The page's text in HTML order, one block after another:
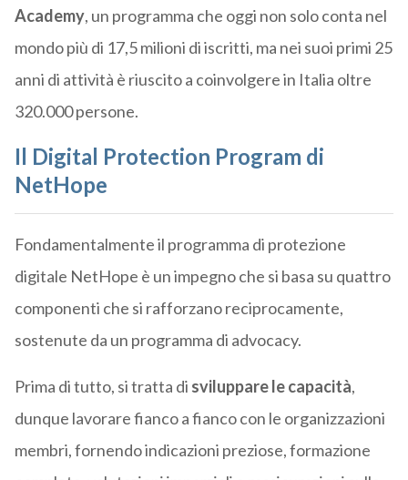
Academy, un programma che oggi non solo conta nel
mondo più di 17,5 milioni di iscritti, ma nei suoi primi 25
anni di attività è riuscito a coinvolgere in Italia oltre
320.000 persone.
Il Digital Protection Program di
NetHope
Fondamentalmente il programma di protezione
digitale NetHope è un impegno che si basa su quattro
componenti che si rafforzano reciprocamente,
sostenute da un programma di advocacy.
Prima di tutto, si tratta di sviluppare le capacità,
dunque lavorare fianco a fianco con le organizzazioni
membri, fornendo indicazioni preziose, formazione